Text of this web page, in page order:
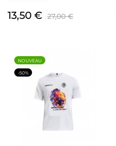
Prix
13,50 € Prix
27,00 €
NOUVEAU
-50%